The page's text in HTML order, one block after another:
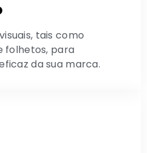
tais como
folhetos, para
da sua marca.